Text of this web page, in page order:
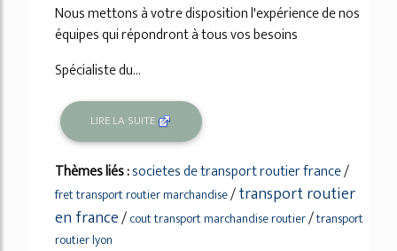
Nous mettons à votre disposition l'expérience de nos
équipes qui répondront à tous vos besoins
Spécialiste du...
LIRE LA SUITE
Thèmes liés :societes de transport routier france/
fret transport routier marchandise/transport routier
en france/cout transport marchandise routier/transport
routier lyon